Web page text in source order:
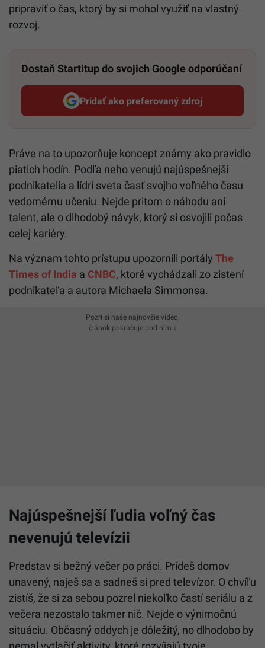
pripraviť o čas, ktorý by si mohol využiť na vlastný
rozvoj.
Dostaň Startitup do svojich Google odporúčaní
Pridať ako preferovaný zdroj
Startitup, odkaz sa otvorí v
Práve na to upozorňuje koncept známy ako pravidlo
piatich hodín. Podľa neho venujú najúspešnejší
podnikatelia a lídri sveta časť svojho voľného času
vedomému učeniu. Nejde pritom o náhodu ani
talent, ale o dlhodobý návyk, ktorý si osvojili počas
celej kariéry.
Na význam tohto prístupu upozornili portály The
Times of India a CNBC, ktoré vychádzali zo zistení
podnikateľa a autora Michaela Simmonsa.
Pozri si naše najnovšie video,
článok pokračuje pod ním ↓
Najúspešnejší ľudia voľný čas
nevenujú televízii
Predstav si bežný večer po práci. Prídeš domov
unavený, naješ sa a sadneš si pred televízor. O chvíľu
zistíš, že si za sebou pozrel niekoľko častí seriálu a z
večera nezostalo takmer nič. Nejde o výnimočnú
situáciu. Občasný oddych je dôležitý, no dlhodobo by